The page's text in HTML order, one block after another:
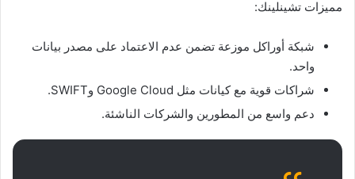
مميزات تشينلينك:
شبكة أوراكل موزعة تضمن عدم الاعتماد على مصدر بيانات
واحد.
شراكات قوية مع كيانات مثل Google Cloud وSWIFT.
دعم واسع من المطورين والشركات الناشئة.